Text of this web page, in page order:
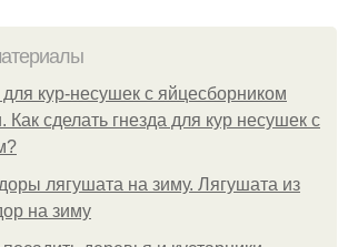
кур-несушек с яйцесборником
Как сделать гнезда для кур несушек с
лягушата на зиму. Лягушата из
на зиму